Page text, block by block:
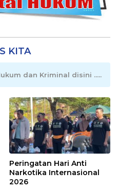
KITA
dan Kriminal disini .....
Peringatan Hari Anti
Narkotika Internasional
2026